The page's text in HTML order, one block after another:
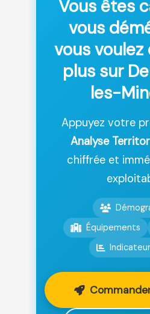
Vous êtes
vous
vous voulez
plus sur
les-
Appuyez votre
Analyse
chiffrée et
Équipements